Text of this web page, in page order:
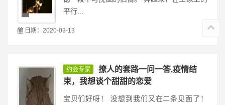
平行...
日期：2020-03-13
约会专家
撩人的套路一问一答,疫情结
束，我想谈个甜甜的恋爱
宝贝们好呀！ 没想到我们又在二条见面了！